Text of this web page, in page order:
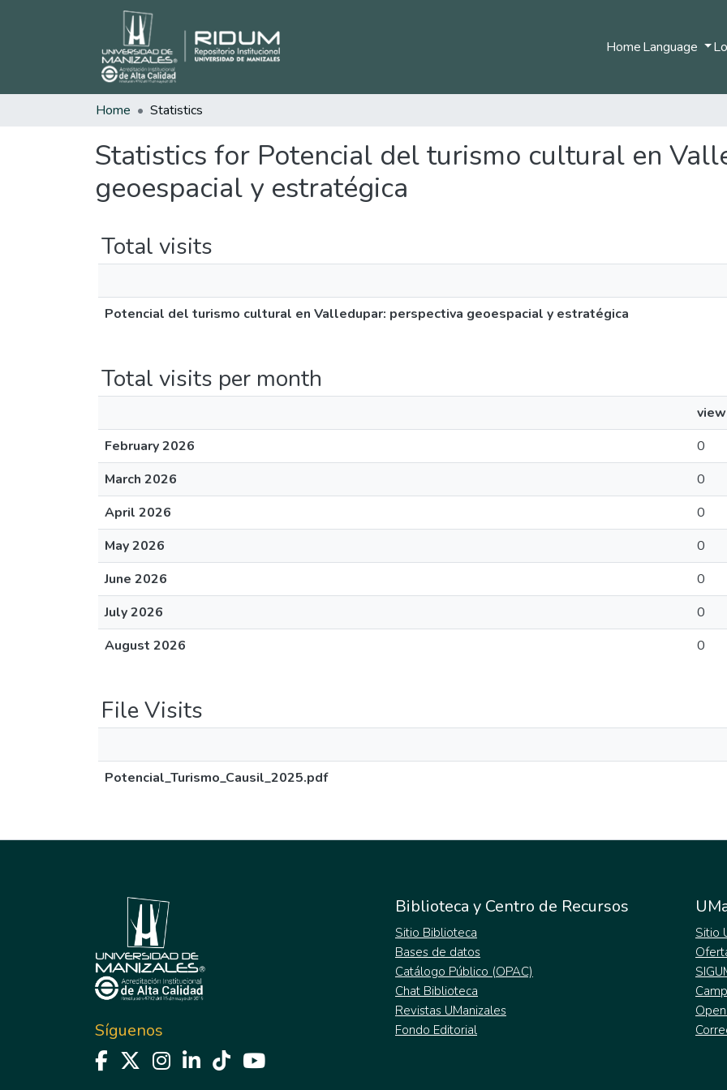
HomeLanguage
Home Statistics
Statistics for Potencial del turismo cultural en
geoespacial y estratégica
Total visits
Potencial del turismo cultural en Valledupar: perspectiva geoespacial y estratégica
Total visits per month
February 2026
0
March 2026
0
April 2026
0
May 2026
0
June 2026
0
July 2026
0
August 2026
0
File Visits
Potencial_Turismo_Causil_2025.pdf
Síguenos
Biblioteca y Centro de Recursos
Sitio Biblioteca
Bases de datos
Catálogo Público (OPAC)
Chat Biblioteca
Revistas UManizales
Fondo Editorial
Sitio